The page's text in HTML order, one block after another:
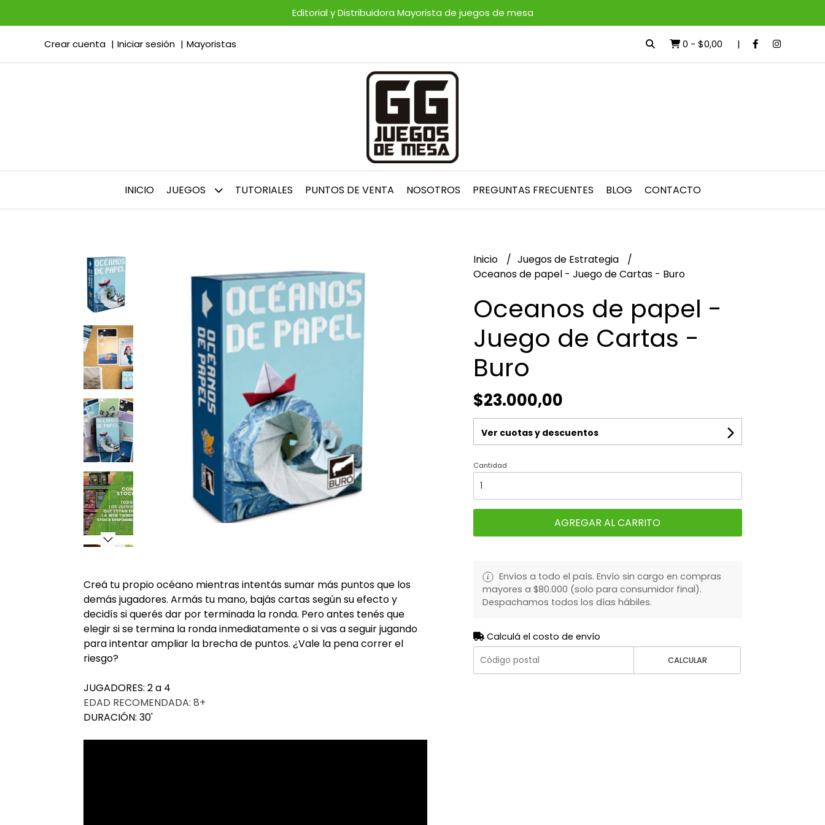
Editorial y Distribuidora Mayorista de juegos de mesa
Crear cuenta Iniciar sesión Mayoristas 0 - $0,00
INICIO JUEGOS TUTORIALES PUNTOS DE VENTA NOSOTROS PREGUNTAS FRECUENTES BLOG CONTACTO
Creá tu propio océano mientras intentás sumar más puntos que los
demás jugadores. Armás tu mano, bajás cartas según su efecto y
decidís si querés dar por terminada la ronda. Pero antes tenés que
elegir si se termina la ronda inmediatamente o si vas a seguir jugando
para intentar ampliar la brecha de puntos. ¿Vale la pena correr el
riesgo?
JUGADORES: 2 a 4
EDAD RECOMENDADA: 8+
DURACIÓN: 30'
Inicio
Juegos de Estrategia
Oceanos de papel - Juego de Cartas - Buro
Oceanos de papel -
Juego de Cartas -
Buro
$23.000,00
Ver cuotas y descuentos
Cantidad
AGREGAR AL CARRITO
Envíos a todo el país. Envío sin cargo en compras
mayores a $80.000 (solo para consumidor final).
Despachamos todos los días hábiles.
Calculá el costo de envío
CALCULAR